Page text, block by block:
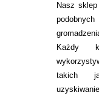
Nasz
Każdy
takich